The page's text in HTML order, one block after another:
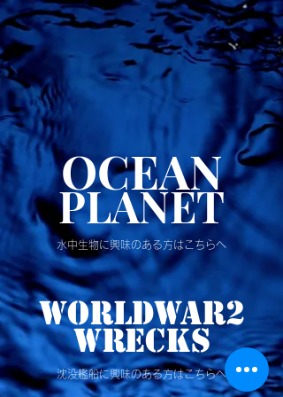
OCEAN
PLANET
​水中生物に興味のある方はこちらへ
wOrldwar2
wrecks
​沈没艦船に興味のある方はこちらへ